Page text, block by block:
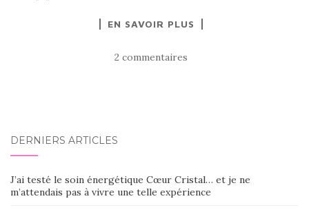
EN SAVOIR PLUS
2 commentaires
DERNIERS ARTICLES
J’ai testé le soin énergétique Cœur Cristal… et je ne
m’attendais pas à vivre une telle expérience